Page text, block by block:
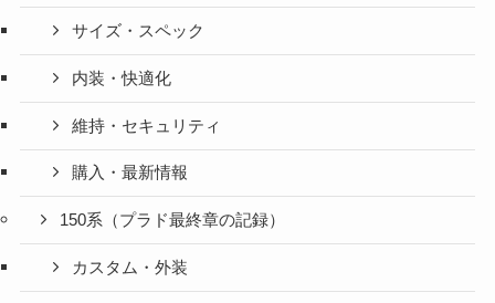
サイズ・スペック
内装・快適化
維持・セキュリティ
購入・最新情報
150系（プラド最終章の記録）
カスタム・外装